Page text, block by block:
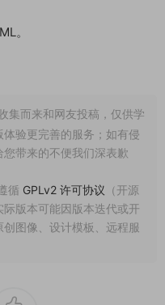
。
集而来和网友投稿，仅供学
验更完善的服务；如有侵
带来的不便我们深表歉
循 GPLv2 许可协议 （开源
版本可能因版本迭代或开
图像、设计模板、远程服